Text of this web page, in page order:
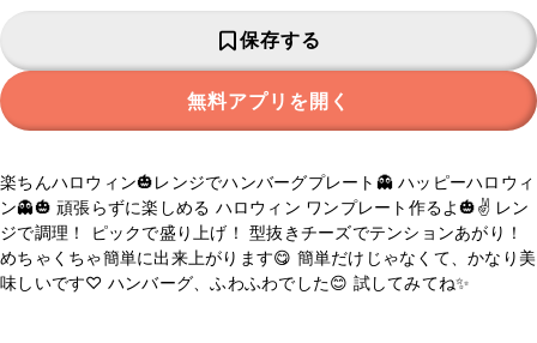
保存する
無料アプリを開く
楽ちんハロウィン🎃レンジでハンバーグプレート👻 ハッピーハロウィ
ン👻🎃 頑張らずに楽しめる ハロウィン ワンプレート作るよ🎃✌️ レン
ジで調理！ ピックで盛り上げ！ 型抜きチーズでテンションあがり！
めちゃくちゃ簡単に出来上がります😋 簡単だけじゃなくて、かなり美
味しいです♡ ハンバーグ、ふわふわでした😊 試してみてね✨️